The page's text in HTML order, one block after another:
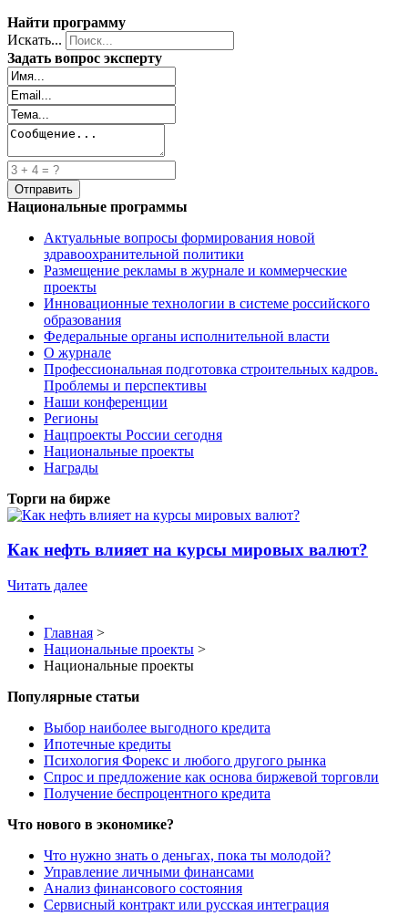
Найти программу
Искать...
Задать вопрос эксперту
Национальные программы
Актуальные вопросы формирования новой
здравоохранительной политики
Размещение рекламы в журнале и коммерческие
проекты
Инновационные технологии в системе российского
образования
Федеральные органы исполнительной власти
О журнале
Профессиональная подготовка строительных кадров.
Проблемы и перспективы
Наши конференции
Регионы
Нацпроекты России сегодня
Национальные проекты
Награды
Торги на бирже
Как нефть влияет на курсы мировых валют?
Читать далее
Главная >
Национальные проекты >
Национальные проекты
Популярные статьи
Выбор наиболее выгодного кредита
Ипотечные кредиты
Психология Форекс и любого другого рынка
Спрос и предложение как основа биржевой торговли
Получение беспроцентного кредита
Что нового в экономике?
Что нужно знать о деньгах, пока ты молодой?
Управление личными финансами
Анализ финансового состояния
Сервисный контракт или русская интеграция